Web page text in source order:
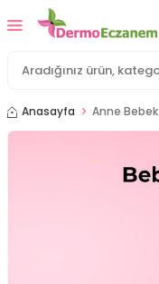
Anasayfa Anne Bebek